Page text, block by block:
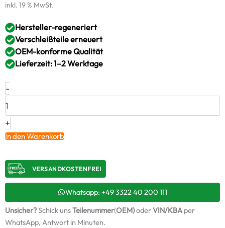
inkl. 19 % MwSt.
Hersteller-regeneriert
Verschleißteile erneuert
OEM-konforme Qualität
Lieferzeit: 1–2 Werktage
-
Original
RED
2.8
HDi
71785308
/
7505100001
Montagesatz
Menge
+
In den Warenkorb
VERSANDKOSTENFREI​
Whatsapp: +49 3322 40 200 111
Unsicher?Schick unsTeilenummer(OEM)oderVIN/KBAper
WhatsApp, Antwort in Minuten.